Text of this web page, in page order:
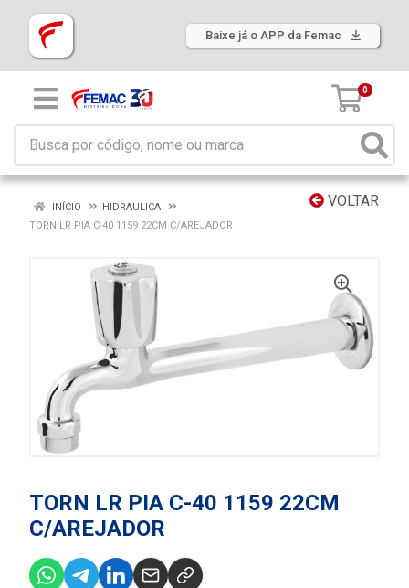
Baixe já o APP da Femac
0
VOLTAR
INÍCIO
HIDRAULICA
TORN LR PIA C-40 1159 22CM C/AREJADOR
TORN LR PIA C-40 1159 22CM
C/AREJADOR